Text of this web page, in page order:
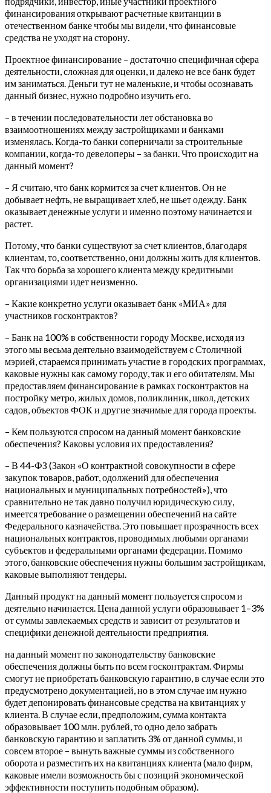
финансирования открывают расчетные квитанции в
отечественном банке чтобы мы видели, что финансовые
средства не уходят на сторону.
Проектное финансирование – достаточно специфичная сфера
деятельности, сложная для оценки, и далеко не все банк будет
им заниматься. Деньги тут не маленькие, и чтобы осознавать
данный бизнес, нужно подробно изучить его.
– в течении последовательности лет обстановка во
взаимоотношениях между застройщиками и банками
изменялась. Когда-то банки соперничали за строительные
компании, когда-то девелоперы – за банки. Что происходит на
данный момент?
– Я считаю, что банк кормится за счет клиентов. Он не
добывает нефть, не выращивает хлеб, не шьет одежду. Банк
оказывает денежные услуги и именно поэтому начинается и
растет.
Потому, что банки существуют за счет клиентов, благодаря
клиентам, то, соответственно, они должны жить для клиентов.
Так что борьба за хорошего клиента между кредитными
организациями идет неизменно.
– Какие конкретно услуги оказывает банк «МИА» для
участников госконтрактов?
– Банк на 100% в собственности городу Москве, исходя из
этого мы весьма деятельно взаимодействуем с Столичной
мэрией, стараемся принимать участие в городских программах,
каковые нужны как самому городу, так и его обитателям. Мы
предоставляем финансирование в рамках госконтрактов на
постройку метро, жилых домов, поликлиник, школ, детских
садов, объектов ФОК и другие значимые для города проекты.
– Кем пользуются спросом на данный момент банковские
обеспечения? Каковы условия их предоставления?
– В 44-ФЗ (Закон «О контрактной совокупности в сфере
закупок товаров, работ, одолжений для обеспечения
национальных и муниципальных потребностей»), что
сравнительно не так давно получил юридическую силу,
имеется требование о размещении обеспечений на сайте
Федерального казначейства. Это повышает прозрачность всех
национальных контрактов, проводимых любыми органами
субъектов и федеральными органами федерации. Помимо
этого, банковские обеспечения нужны большим застройщикам,
каковые выполняют тендеры.
Данный продукт на данный момент пользуется спросом и
деятельно начинается. Цена данной услуги образовывает 1–3%
от суммы завлекаемых средств и зависит от результатов и
специфики денежной деятельности предприятия.
на данный момент по законодательству банковские
обеспечения должны быть по всем госконтрактам. Фирмы
смогут не приобретать банковскую гарантию, в случае если это
предусмотрено документацией, но в этом случае им нужно
будет депонировать финансовые средства на квитанциях у
клиента. В случае если, предположим, сумма контакта
образовывает 100 млн. рублей, то одно дело забрать
банковскую гарантию и заплатить 3% от данной суммы, и
совсем второе – вынуть важные суммы из собственного
оборота и разместить их на квитанциях клиента (мало фирм,
каковые имели возможность бы с позиций экономической
эффективности поступить подобным образом).